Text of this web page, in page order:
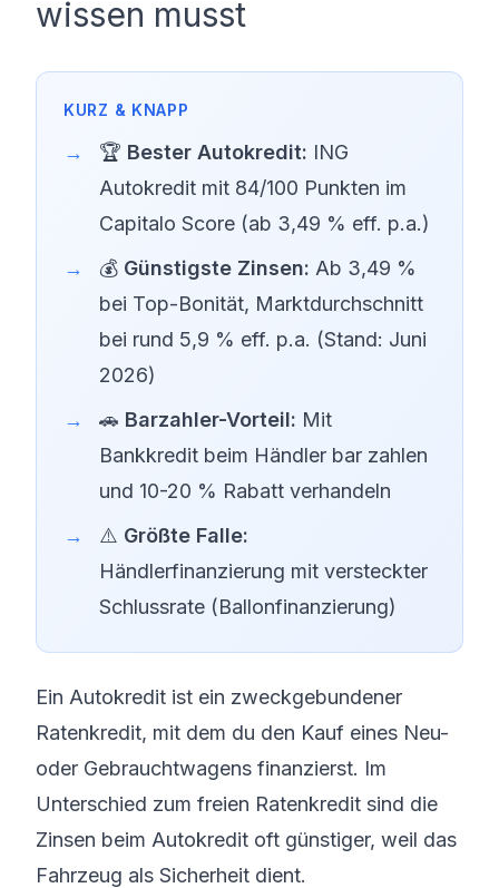
wissen musst
🏆 Bester Autokredit: ING
Autokredit mit 84/100 Punkten im
Capitalo Score (ab 3,49 % eff. p.a.)
💰 Günstigste Zinsen: Ab 3,49 %
bei Top-Bonität, Marktdurchschnitt
bei rund 5,9 % eff. p.a. (Stand: Juni
2026)
🚗 Barzahler-Vorteil: Mit
Bankkredit beim Händler bar zahlen
und 10-20 % Rabatt verhandeln
⚠️ Größte Falle:
Händlerfinanzierung mit versteckter
Schlussrate (Ballonfinanzierung)
Ein Autokredit ist ein zweckgebundener
Ratenkredit, mit dem du den Kauf eines Neu-
oder Gebrauchtwagens finanzierst. Im
Unterschied zum freien Ratenkredit sind die
Zinsen beim Autokredit oft günstiger, weil das
Fahrzeug als Sicherheit dient.